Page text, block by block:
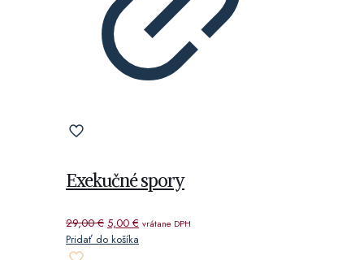
Exekučné spory
29,00€ Pôvodná
cena
5,00 € Aktuálna
vrátane DPH
Pridať do košíka